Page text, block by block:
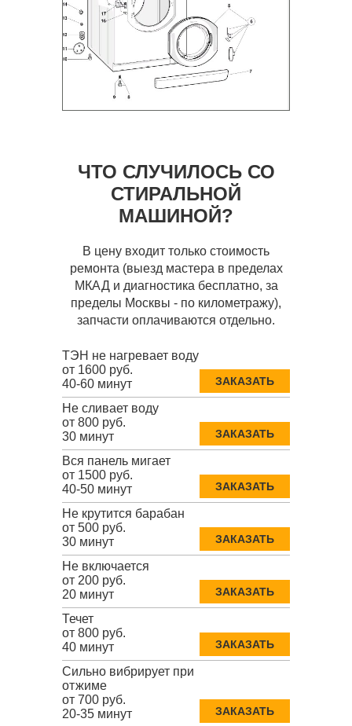
ЧТО СЛУЧИЛОСЬ СО
СТИРАЛЬНОЙ
МАШИНОЙ?
В цену входит только стоимость
ремонта (выезд мастера в пределах
МКАД и диагностика бесплатно, за
пределы Москвы - по километражу),
запчасти оплачиваются отдельно.
ТЭН не нагревает воду
от 1600 руб.
40-60 минут
ЗАКАЗАТЬ
Не сливает воду
от 800 руб.
30 минут
ЗАКАЗАТЬ
Вся панель мигает
от 1500 руб.
40-50 минут
ЗАКАЗАТЬ
Не крутится барабан
от 500 руб.
30 минут
ЗАКАЗАТЬ
Не включается
от 200 руб.
20 минут
ЗАКАЗАТЬ
Течет
от 800 руб.
40 минут
ЗАКАЗАТЬ
Сильно вибрирует при
отжиме
от 700 руб.
20-35 минут
ЗАКАЗАТЬ